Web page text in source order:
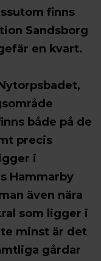
finns
Sandsborg
en kvart.
både på de
precis
i
Hammarby
även nära
som ligger i
minst är det
gårdar